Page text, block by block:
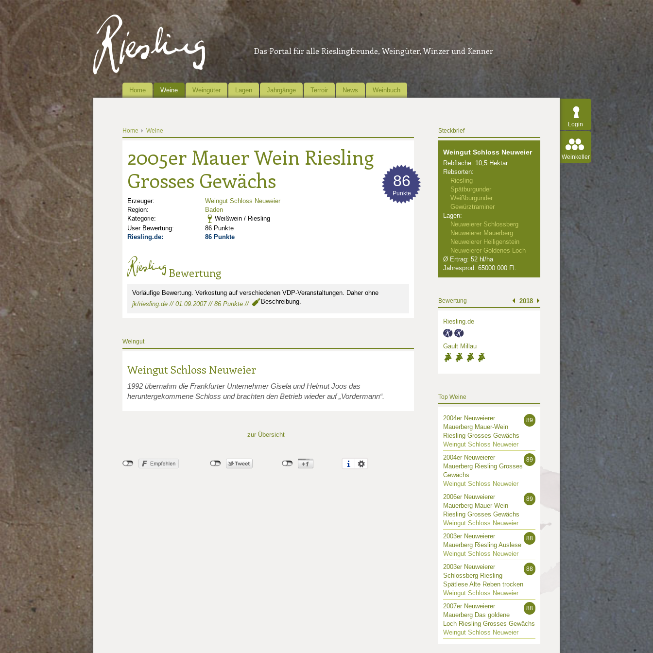
Das Portal für alle Rieslingfreunde, Weingüter, Winzer und Kenner
Home Weine Weingüter Lagen Jahrgänge Terroir News Weinbuch
Login
Weinkeller
Home Weine
2005er Mauer Wein Riesling
Grosses Gewächs
Erzeuger:
Weingut Schloss Neuweier
Region:
Baden
Kategorie:
Weißwein / Riesling
User Bewertung:
86 Punkte
Riesling.de:
86 Punkte
86
Punkte
Bewertung
Vorläufige Bewertung. Verkostung auf verschiedenen VDP-Veranstaltungen. Daher ohne
Beschreibung.
jk/riesling.de // 01.09.2007 // 86 Punkte //
Weingut
Weingut Schloss Neuweier
1992 übernahm die Frankfurter Unternehmer Gisela und Helmut Joos das
heruntergekommene Schloss und brachten den Betrieb wieder auf „Vordermann“.
zur Übersicht
Steckbrief
Weingut Schloss Neuweier
Rebfläche: 10,5 Hektar
Rebsorten:
Riesling
Spätburgunder
Weißburgunder
Gewürztraminer
Lagen:
Neuweierer Schlossberg
Neuweierer Mauerberg
Neuweierer Heiligenstein
Neuweierer Goldenes Loch
Ø Ertrag: 52 hl/ha
Jahresprod: 65000 000 Fl.
Bewertung 2018
Riesling.de
2
2
Gault Millau
4
Punkte: 4
Punkte: 4
Millau Punkte: 4
Top Weine
89
2004er Neuweierer
Mauerberg Mauer-Wein
Riesling Grosses Gewächs
Weingut Schloss Neuweier
89
2004er Neuweierer
Mauerberg Riesling Grosses
Gewächs
Weingut Schloss Neuweier
89
2006er Neuweierer
Mauerberg Mauer-Wein
Riesling Grosses Gewächs
Weingut Schloss Neuweier
88
2003er Neuweierer
Mauerberg Riesling Auslese
Weingut Schloss Neuweier
88
2003er Neuweierer
Schlossberg Riesling
Spätlese Alte Reben trocken
Weingut Schloss Neuweier
88
2007er Neuweierer
Mauerberg Das goldene
Loch Riesling Grosses Gewächs
Weingut Schloss Neuweier